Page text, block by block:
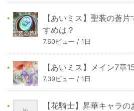
【あいミス】聖装の蒼
すめは？
7.60ビュー / 1日
【あいミス】メイン7章
7.39ビュー / 1日
【花騎士】昇華キャラの